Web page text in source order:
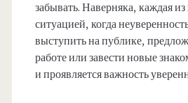
забывать. Наверняка, каждая из
ситуацией, когда
выступить на публике,
работе или завести новые
и проявляется важность